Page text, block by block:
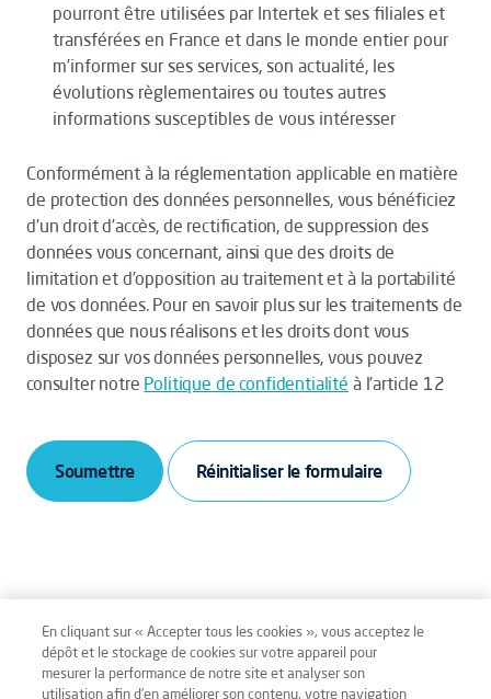
pourront être utilisées par Intertek et ses filiales et
transférées en France et dans le monde entier pour
m’informer sur ses services, son actualité, les
évolutions règlementaires ou toutes autres
informations susceptibles de vous intéresser
Conformément à la réglementation applicable en matière
de protection des données personnelles, vous bénéficiez
d’un droit d’accès, de rectification, de suppression des
données vous concernant, ainsi que des droits de
limitation et d’opposition au traitement et à la portabilité
de vos données. Pour en savoir plus sur les traitements de
données que nous réalisons et les droits dont vous
disposez sur vos données personnelles, vous pouvez
consulter notre Politique de confidentialité à l’article 12
Soumettre
Mentions légales Conditions générales
En cliquant sur « Accepter tous les cookies », vous acceptez le
dépôt et le stockage de cookies sur votre appareil pour
mesurer la performance de notre site et analyser son
utilisation afin d’en améliorer son contenu, votre navigation